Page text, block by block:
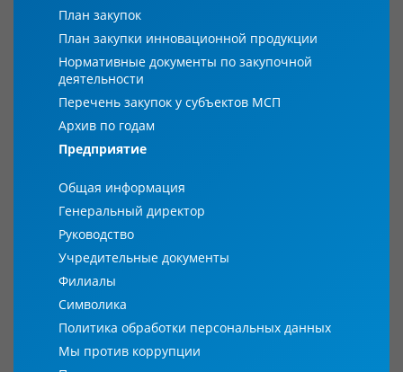
План закупок
План закупки инновационной продукции
Нормативные документы по закупочной
деятельности
Перечень закупок у субъектов МСП
Архив по годам
Предприятие
Общая информация
Генеральный директор
Руководство
Учредительные документы
Филиалы
Символика
Политика обработки персональных данных
Мы против коррупции